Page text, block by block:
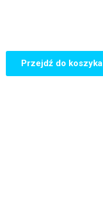
Przejdź do koszyka